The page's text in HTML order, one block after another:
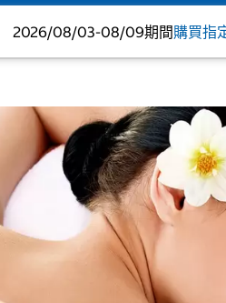
2026/08/03-08/09期間購買指